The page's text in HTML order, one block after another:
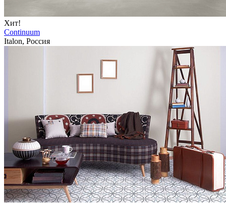
Хит!
Continuum
Italon, Россия